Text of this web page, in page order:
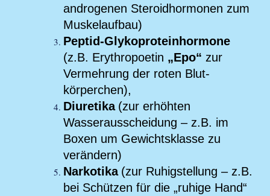
androgenen Steroidhormonen zum
Muskelaufbau)
Peptid-Glykoproteinhormone
(z.B. Erythropoetin „Epo“ zur
Vermehrung der roten Blut-
körperchen),
Diuretika (zur erhöhten
Wasserausscheidung – z.B. im
Boxen um Gewichtsklasse zu
verändern)
Narkotika (zur Ruhigstellung – z.B.
bei Schützen für die „ruhige Hand“